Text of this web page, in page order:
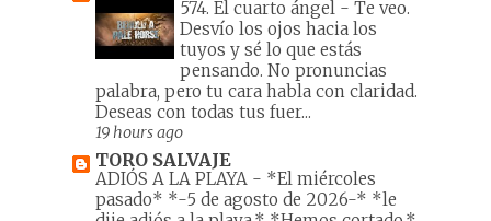
574. El cuarto ángel - Te veo.
Desvío los ojos hacia los
tuyos y sé lo que estás
pensando. No pronuncias
palabra, pero tu cara habla con claridad.
Deseas con todas tus fuer...
19 hours ago
TORO SALVAJE
ADIÓS A LA PLAYA - *El miércoles
pasado* *-5 de agosto de 2026-* *le